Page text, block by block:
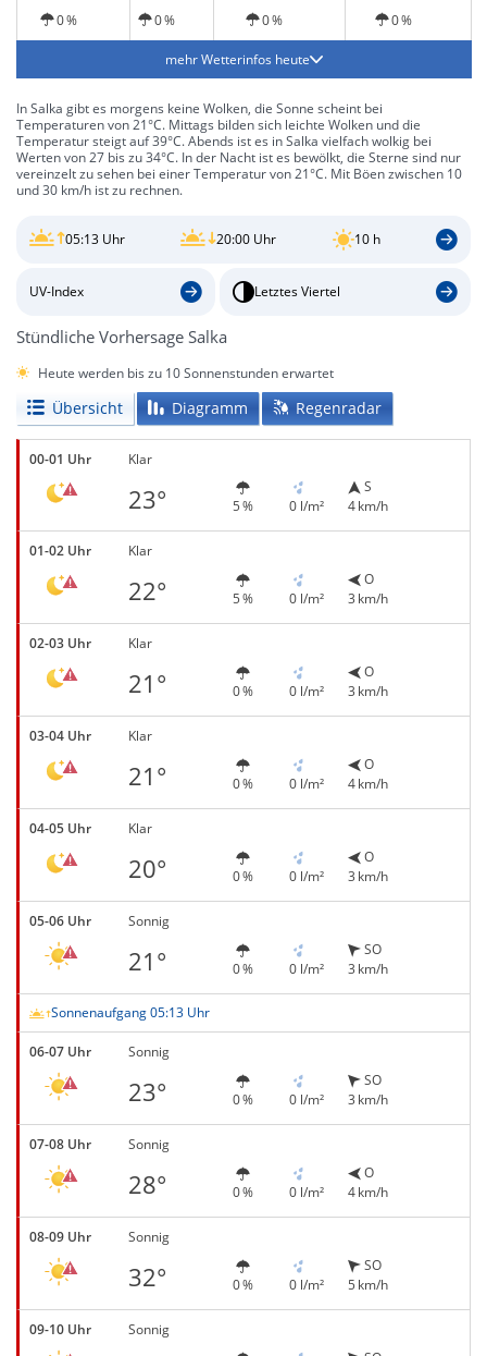
0 % 0 % 0 % 0 %
mehr Wetterinfos heute
In Salka gibt es morgens keine Wolken, die Sonne scheint bei
Temperaturen von 21°C. Mittags bilden sich leichte Wolken und die
Temperatur steigt auf 39°C. Abends ist es in Salka vielfach wolkig bei
Werten von 27 bis zu 34°C. In der Nacht ist es bewölkt, die Sterne sind nur
vereinzelt zu sehen bei einer Temperatur von 21°C. Mit Böen zwischen 10
und 30 km/h ist zu rechnen.
05:13 Uhr 20:00 Uhr 10 h
UV-Index Letztes Viertel
Stündliche Vorhersage Salka
Heute werden bis zu 10 Sonnenstunden erwartet
Übersicht Diagramm Regenradar
00-01 Uhr Klar
23° 5 % 0 l/m²
S
4 km/h
01-02 Uhr Klar
22° 5 % 0 l/m²
O
3 km/h
02-03 Uhr Klar
21° 0 % 0 l/m²
O
3 km/h
03-04 Uhr Klar
21° 0 % 0 l/m²
O
4 km/h
04-05 Uhr Klar
20° 0 % 0 l/m²
O
3 km/h
05-06 Uhr Sonnig
21° 0 % 0 l/m²
SO
3 km/h
Sonnenaufgang 05:13 Uhr
06-07 Uhr Sonnig
23° 0 % 0 l/m²
SO
3 km/h
07-08 Uhr Sonnig
28° 0 % 0 l/m²
O
4 km/h
08-09 Uhr Sonnig
32° 0 % 0 l/m²
SO
5 km/h
09-10 Uhr Sonnig